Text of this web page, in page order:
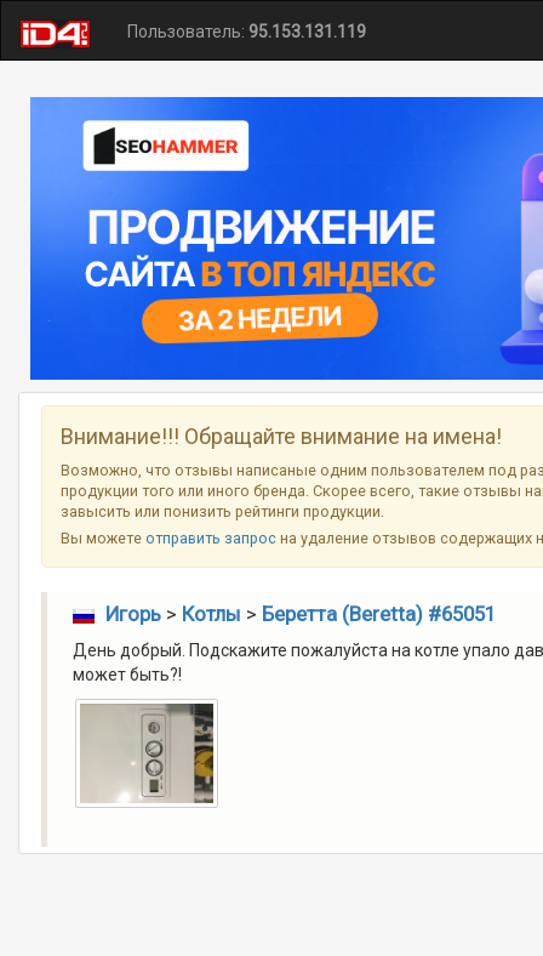
Пользователь: 95.153.131.119
Внимание!!! Обращайте внимание на имена!
Возможно, что отзывы написаные одним пользователем под
продукции того или иного бренда. Скорее всего, такие отзывы
завысить или понизить рейтинги продукции.
Вы можетеотправить запрос на удаление отзывов
Игорь> Котлы > Беретта (Beretta) #65051
День добрый. Подскажите пожалуйста на котле упало
может быть?!